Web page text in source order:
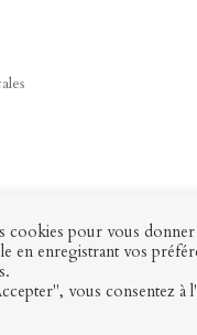
profil
cookies pour vous donner
en enregistrant vos
vous consentez à